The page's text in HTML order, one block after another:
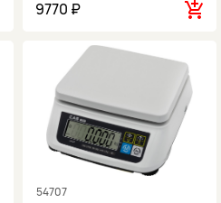
9770 ₽
54707